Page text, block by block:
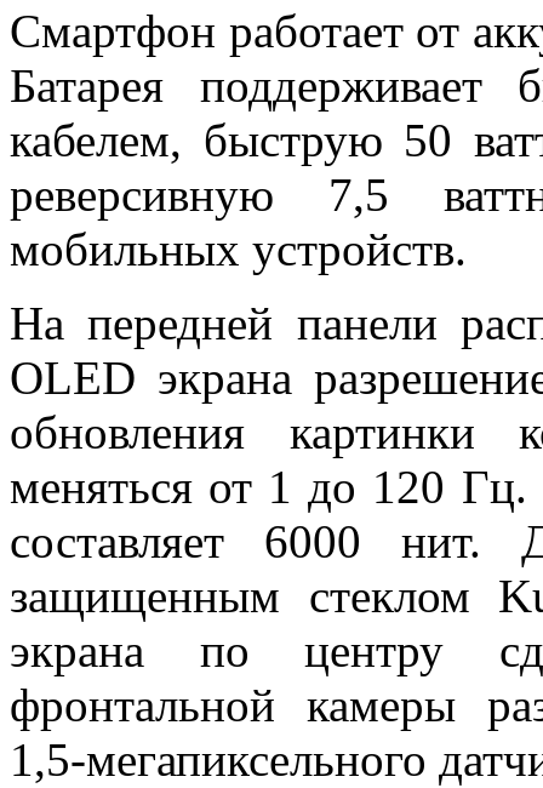
Смартфон работает от
Батарея поддерживает
кабелем, быструю 50
реверсивную 7,5
мобильных устройств.
На передней панели
OLED экрана
обновления картинки
меняться от 1 до 120 Гц.
составляет 6000 нит.
защищенным стеклом
экрана по центру
фронтальной камеры
1,5-мегапиксельного